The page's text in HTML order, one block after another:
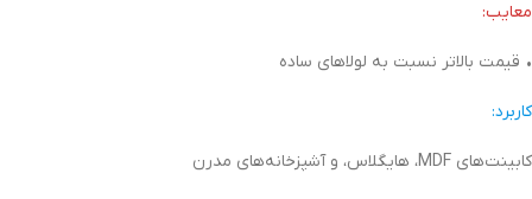
معایب:
• قیمت بالاتر نسبت به لولاهای ساده
کاربرد:
کابینت‌های MDF، هایگلاس، و آشپزخانه‌های مدرن